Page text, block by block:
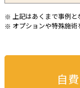
上記はあくまで事例と
オプションや特殊施
自